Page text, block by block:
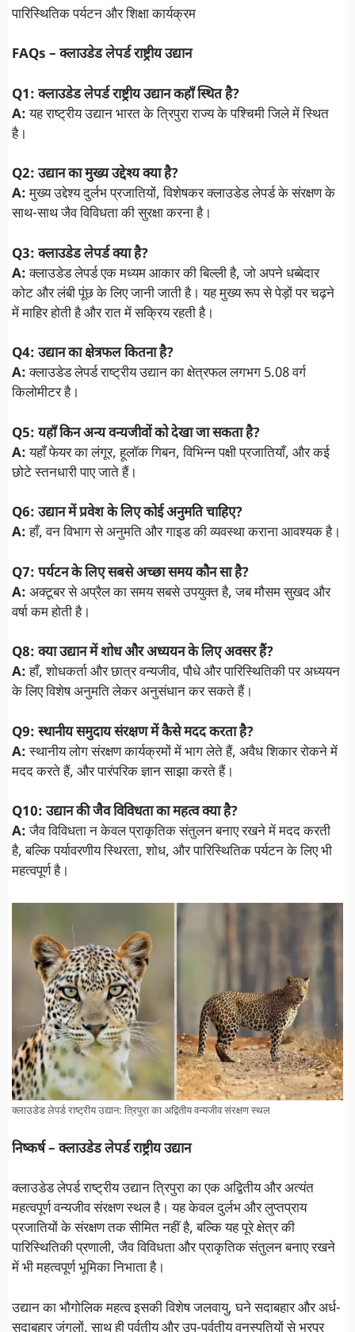
पारिस्थितिक पर्यटन और शिक्षा कार्यक्रम
FAQs – क्लाउडेड लेपर्ड राष्ट्रीय उद्यान
Q1: क्लाउडेड लेपर्ड राष्ट्रीय उद्यान कहाँ स्थित है?
A:यह राष्ट्रीय उद्यान भारत के त्रिपुरा राज्य के पश्चिमी जिले में स्थित
है।
Q2: उद्यान का मुख्य उद्देश्य क्या है?
A:मुख्य उद्देश्य दुर्लभ प्रजातियों, विशेषकर क्लाउडेड लेपर्ड के संरक्षण के
साथ-साथ जैव विविधता की सुरक्षा करना है।
Q3: क्लाउडेड लेपर्ड क्या है?
A:क्लाउडेड लेपर्ड एक मध्यम आकार की बिल्ली है, जो अपने धब्बेदार
कोट और लंबी पूंछ के लिए जानी जाती है। यह मुख्य रूप से पेड़ों पर चढ़ने
में माहिर होती है और रात में सक्रिय रहती है।
Q4: उद्यान का क्षेत्रफल कितना है?
A:क्लाउडेड लेपर्ड राष्ट्रीय उद्यान का क्षेत्रफल लगभग 5.08 वर्ग
किलोमीटर है।
Q5: यहाँ किन अन्य वन्यजीवों को देखा जा सकता है?
A:यहाँ फेयर का लंगूर, हूलॉक गिबन, विभिन्न पक्षी प्रजातियाँ, और कई
छोटे स्तनधारी पाए जाते हैं।
Q6: उद्यान में प्रवेश के लिए कोई अनुमति चाहिए?
A:हाँ, वन विभाग से अनुमति और गाइड की व्यवस्था कराना आवश्यक है।
Q7: पर्यटन के लिए सबसे अच्छा समय कौन सा है?
A: अक्टूबर से अप्रैल का समय सबसे उपयुक्त है, जब मौसम सुखद और
वर्षा कम होती है।
Q8: क्या उद्यान में शोध और अध्ययन के लिए अवसर हैं?
A:हाँ, शोधकर्ता और छात्र वन्यजीव, पौधे और पारिस्थितिकी पर अध्ययन
के लिए विशेष अनुमति लेकर अनुसंधान कर सकते हैं।
Q9: स्थानीय समुदाय संरक्षण में कैसे मदद करता है?
A:स्थानीय लोग संरक्षण कार्यक्रमों में भाग लेते हैं, अवैध शिकार रोकने में
मदद करते हैं, और पारंपरिक ज्ञान साझा करते हैं।
Q10: उद्यान की जैव विविधता का महत्व क्या है?
A:जैव विविधता न केवल प्राकृतिक संतुलन बनाए रखने में मदद करती
है, बल्कि पर्यावरणीय स्थिरता, शोध, और पारिस्थितिक पर्यटन के लिए भी
महत्वपूर्ण है।
क्लाउडेड लेपर्ड राष्ट्रीय उद्यान: त्रिपुरा का अद्वितीय वन्यजीव संरक्षण स्थल
निष्कर्ष – क्लाउडेड लेपर्ड राष्ट्रीय उद्यान
क्लाउडेड लेपर्ड राष्ट्रीय उद्यान त्रिपुरा का एक अद्वितीय और अत्यंत
महत्वपूर्ण वन्यजीव संरक्षण स्थल है। यह केवल दुर्लभ और लुप्तप्राय
प्रजातियों के संरक्षण तक सीमित नहीं है, बल्कि यह पूरे क्षेत्र की
पारिस्थितिकी प्रणाली, जैव विविधता और प्राकृतिक संतुलन बनाए रखने
में भी महत्वपूर्ण भूमिका निभाता है।
उद्यान का भौगोलिक महत्व इसकी विशेष जलवायु, घने सदाबहार और अर्ध-
सदाबहार जंगलों, साथ ही पर्वतीय और उप-पर्वतीय वनस्पतियों से भरपूर